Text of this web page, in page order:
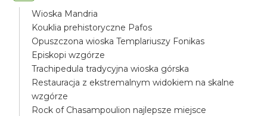
Wioska Mandria
Kouklia prehistoryczne Pafos
Opuszczona wioska Templariuszy Fonikas
Episkopi wzgórze
Trachipedula tradycyjna wioska górska
Restauracja z ekstremalnym widokiem na skalne
wzgórze
Rock of Chasampoulion najlepsze miejsce